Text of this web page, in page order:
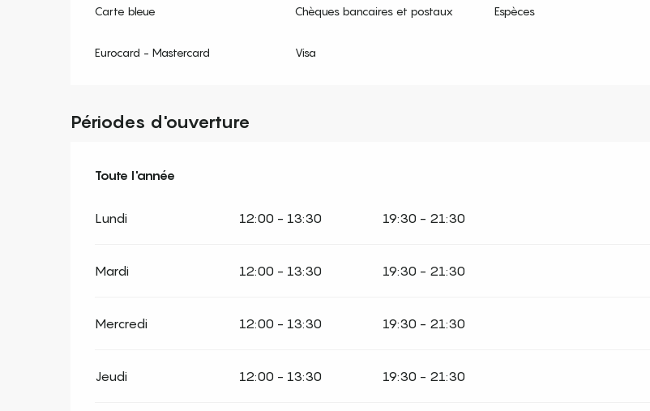
Carte bleue Chèques bancaires et postaux Espèces
Eurocard - Mastercard Visa
Périodes d'ouverture
Toute l'année
Toute l'année
Lundi 12:00 - 13:30 19:30 - 21:30
Mardi 12:00 - 13:30 19:30 - 21:30
Mercredi 12:00 - 13:30 19:30 - 21:30
Jeudi 12:00 - 13:30 19:30 - 21:30